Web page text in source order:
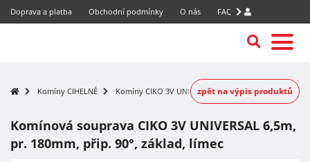
Doprava a platba Obchodní podmínky O nás FAQ
Komíny CIHELNÉ Komíny CIKO 3V UNIVERSALzpět na výpis produktů
Komínová souprava CIKO 3V UNIVERSAL 6,5m,
pr. 180mm, přip. 90°, základ, límec